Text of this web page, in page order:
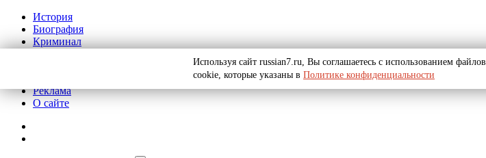
История
Биография
Криминал
Реклама
О сайте
Используя сайт russian7.ru, Вы соглашаетесь с использованием файлов
cookie, которые указаны в Политике конфиденциальности